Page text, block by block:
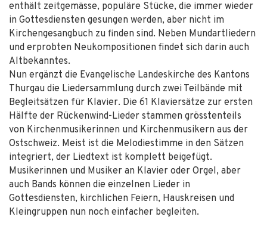
enthält zeitgemässe, populäre Stücke, die immer wieder
in Gottesdiensten gesungen werden, aber nicht im
Kirchengesangbuch zu finden sind. Neben Mundartliedern
und erprobten Neukompositionen findet sich darin auch
Altbekanntes.
Nun ergänzt die Evangelische Landeskirche des Kantons
Thurgau die Liedersammlung durch zwei Teilbände mit
Begleitsätzen für Klavier. Die 61 Klaviersätze zur ersten
Hälfte der Rückenwind-Lieder stammen grösstenteils
von Kirchenmusikerinnen und Kirchenmusikern aus der
Ostschweiz. Meist ist die Melodiestimme in den Sätzen
integriert, der Liedtext ist komplett beigefügt.
Musikerinnen und Musiker an Klavier oder Orgel, aber
auch Bands können die einzelnen Lieder in
Gottesdiensten, kirchlichen Feiern, Hauskreisen und
Kleingruppen nun noch einfacher begleiten.